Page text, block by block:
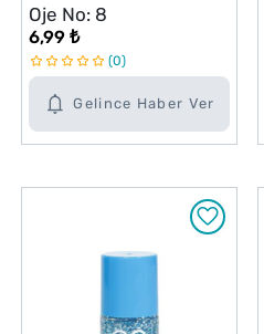
Gelince Haber Ver
Oje No: 8
6,99 ₺
0